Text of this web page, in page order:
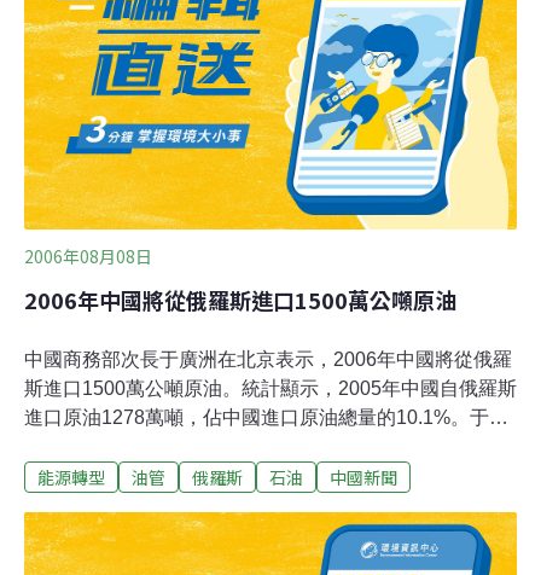
2006年08月08日
2006年中國將從俄羅斯進口1500萬公噸原油
中國商務部次長于廣洲在北京表示，2006年中國將從俄羅
斯進口1500萬公噸原油。統計顯示，2005年中國自俄羅斯
進口原油1278萬噸，佔中國進口原油總量的10.1%。于廣
其中中俄原油管道是俄羅斯遠東原油管道的支線，從俄羅
里，設計年輸油量3000萬噸。除了進口原油外，中俄雙方
在油氣領域的合作也已取得積極進展。
能源轉型 油管 俄羅斯 石油 中國新聞